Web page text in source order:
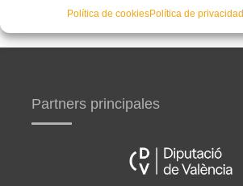
Política de cookiesPolítica de privacidad
Partners principales